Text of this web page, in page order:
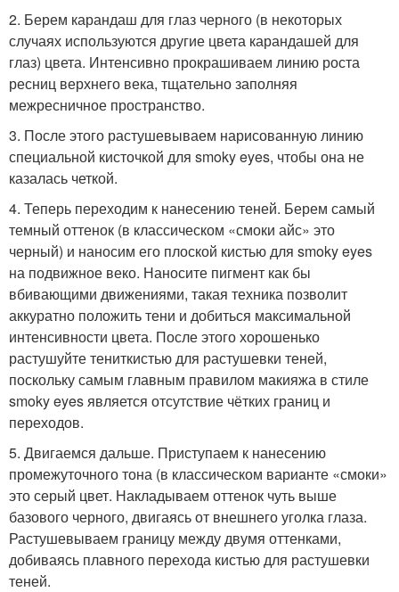
2. Берем карандаш для глаз черного (в некоторых
случаях используются другие цвета карандашей для
глаз) цвета. Интенсивно прокрашиваем линию роста
ресниц верхнего века, тщательно заполняя
межресничное пространство.
3. После этого растушевываем нарисованную линию
специальной кисточкой для smoky eyes, чтобы она не
казалась четкой.
4. Теперь переходим к нанесению теней. Берем самый
темный оттенок (в классическом «смоки айс» это
черный) и наносим его плоской кистью для smoky eyes
на подвижное веко. Наносите пигмент как бы
вбивающими движениями, такая техника позволит
аккуратно положить тени и добиться максимальной
интенсивности цвета. После этого хорошенько
растушуйте тениткистью для растушевки теней,
поскольку самым главным правилом макияжа в стиле
smoky eyes является отсутствие чётких границ и
переходов.
5. Двигаемся дальше. Приступаем к нанесению
промежуточного тона (в классическом варианте «смоки»
это серый цвет. Накладываем оттенок чуть выше
базового черного, двигаясь от внешнего уголка глаза.
Растушевываем границу между двумя оттенками,
добиваясь плавного перехода кистью для растушевки
теней.